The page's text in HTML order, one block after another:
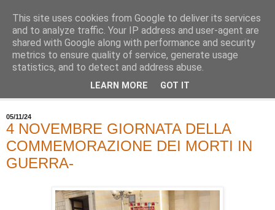
05/11/24
4 NOVEMBRE GIORNATA DELLA
COMMEMORAZIONE DEI MORTI IN
GUERRA-
This site uses cookies from Google to deliver its services
and to analyze traffic. Your IP address and user-agent are
shared with Google along with performance and security
metrics to ensure quality of service, generate usage
statistics, and to detect and address abuse.
LEARN MORE GOT IT